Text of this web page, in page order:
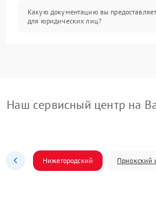
Какую документацию вы
для юридических лиц?
Наш сервисный центр на
Нижегородский Приокский